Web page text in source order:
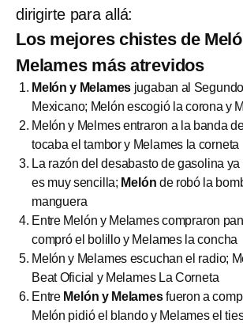
dirigirte para allá:
Los mejores chistes de
Melames más atrevidos
Melón y Melames jugaban al
Mexicano; Melón escogió la corona y
Melón y Melmes entraron a la banda
tocaba el tambor y Melames la corneta
La razón del desabasto de gasolina
es muy sencilla; Melón de robó la
manguera
Entre Melón y Melames compraron
compró el bolillo y Melames la concha
Melón y Melames escuchan el radio;
Beat Oficial y Melames La Corneta
Entre Melón y Melamesfueron a
Melón pidió el blando y Melames el